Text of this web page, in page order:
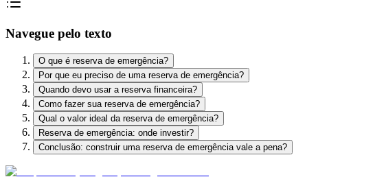
Navegue pelo texto
O que é reserva de emergência?
Por que eu preciso de uma reserva de emergência?
Quando devo usar a reserva financeira?
Como fazer sua reserva de emergência?
Qual o valor ideal da reserva de emergência?
Reserva de emergência: onde investir?
Conclusão: construir uma reserva de emergência vale a pena?